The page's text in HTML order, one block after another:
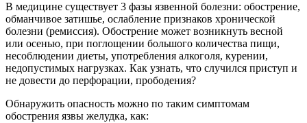
В медицине существует 3 фазы язвенной болезни: обострение,
обманчивое затишье, ослабление признаков хронической
болезни (ремиссия). Обострение может возникнуть весной
или осенью, при поглощении большого количества пищи,
несоблюдении диеты, употребления алкоголя, курении,
недопустимых нагрузках. Как узнать, что случился приступ и
не довести до перфорации, прободения?
Обнаружить опасность можно по таким симптомам
обострения язвы желудка, как: